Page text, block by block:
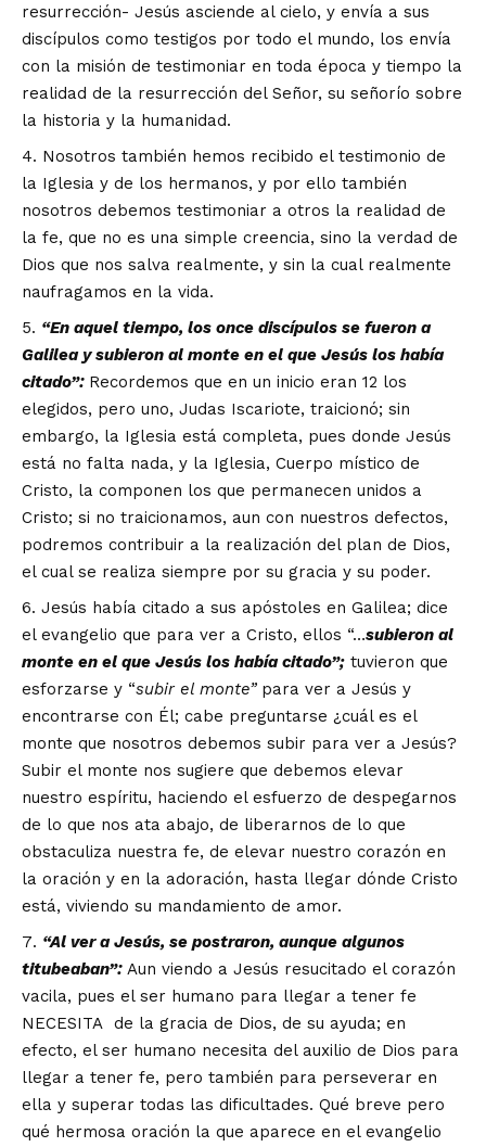
resurrección- Jesús asciende al cielo, y envía a sus
discípulos como testigos por todo el mundo, los envía
con la misión de testimoniar en toda época y tiempo la
realidad de la resurrección del Señor, su señorío sobre
la historia y la humanidad.
Nosotros también hemos recibido el testimonio de
la Iglesia y de los hermanos, y por ello también
nosotros debemos testimoniar a otros la realidad de
la fe, que no es una simple creencia, sino la verdad de
Dios que nos salva realmente, y sin la cual realmente
naufragamos en la vida.
“En aquel tiempo, los once discípulos se fueron a
Galilea y subieron al monte en el que Jesús los había
citado”: Recordemos que en un inicio eran 12 los
elegidos, pero uno, Judas Iscariote, traicionó; sin
embargo, la Iglesia está completa, pues donde Jesús
está no falta nada, y la Iglesia, Cuerpo místico de
Cristo, la componen los que permanecen unidos a
Cristo; si no traicionamos, aun con nuestros defectos,
podremos contribuir a la realización del plan de Dios,
el cual se realiza siempre por su gracia y su poder.
Jesús había citado a sus apóstoles en Galilea; dice
el evangelio que para ver a Cristo, ellos “…subieron al
monte en el que Jesús los había citado”; tuvieron que
esforzarse y “subir el monte”para ver a Jesús y
encontrarse con Él; cabe preguntarse ¿cuál es el
monte que nosotros debemos subir para ver a Jesús?
Subir el monte nos sugiere que debemos elevar
nuestro espíritu, haciendo el esfuerzo de despegarnos
de lo que nos ata abajo, de liberarnos de lo que
obstaculiza nuestra fe, de elevar nuestro corazón en
la oración y en la adoración, hasta llegar dónde Cristo
está, viviendo su mandamiento de amor.
“Al ver a Jesús, se postraron, aunque algunos
titubeaban”: Aun viendo a Jesús resucitado el corazón
vacila, pues el ser humano para llegar a tener fe
NECESITA de la gracia de Dios, de su ayuda; en
efecto, el ser humano necesita del auxilio de Dios para
llegar a tener fe, pero también para perseverar en
ella y superar todas las dificultades. Qué breve pero
qué hermosa oración la que aparece en el evangelio